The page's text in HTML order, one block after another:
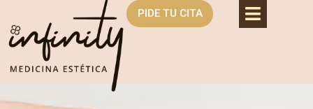
PIDE TU CITA